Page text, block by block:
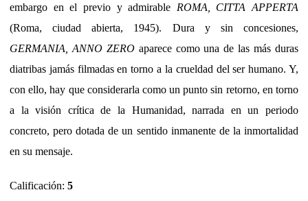
embargo en el previo y admirable ROMA, CITTA APPERTA
(Roma, ciudad abierta, 1945). Dura y sin concesiones,
GERMANIA, ANNO ZEROaparece como una de las más duras
diatribas jamás filmadas en torno a la crueldad del ser humano. Y,
con ello, hay que considerarla como un punto sin retorno, en torno
a la visión crítica de la Humanidad, narrada en un periodo
concreto, pero dotada de un sentido inmanente de la inmortalidad
en su mensaje.
Calificación: 5